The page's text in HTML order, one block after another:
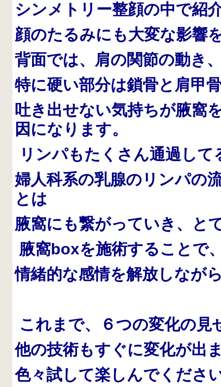
シンメトリー整顔の中で紹
顔のたるみにも大変な影響
背面では、肩の関節の動き
特に硬い部分は鎖骨と肩甲
吐き出せない気持ちが腋窩
因になります。
リンパもたくさん通過して
婦人科系の乳腺のリンパの
とは
腋窩にも繋がっていき、と
腋窩boxを施術することで
情緒的な感情を解放しなが
これまで、６つの変化の見
他の技術もすぐに変化が出
色々試して楽しんでくださ